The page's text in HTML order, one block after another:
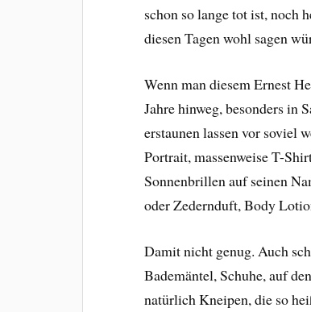
schon so lange tot ist, noch
diesen Tagen wohl sagen
Wenn man diesem Ernest
Jahre hinweg, besonders in
erstaunen lassen vor soviel
Portrait, massenweise T-
Sonnenbrillen auf seinen
oder Zedernduft, Body
Damit nicht genug. Auch
Bademäntel, Schuhe, auf
natürlich Kneipen, die so